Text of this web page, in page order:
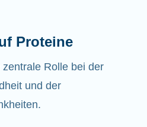
Proteine
Rolle bei der
und der